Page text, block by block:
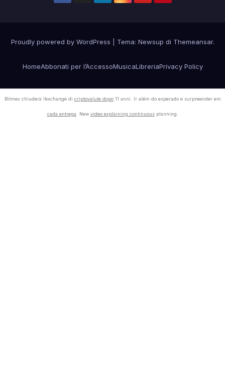
Proudly powered by WordPress Tema: Newsup di Themeansar.
HomeAbbonati per l’AccessoMusicaLibreriaPrivacy Policy
Bitmex chiuderà l’exchange di criptovalute dopo11 anni. Ir além do esperado e surpreender em
cada entrega . New video explaining continuousplanning.